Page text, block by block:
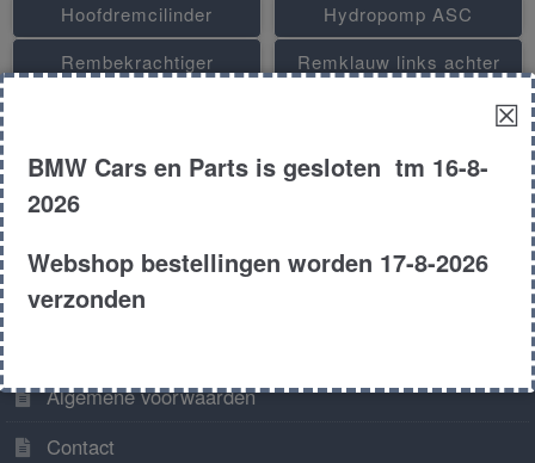
Hoofdremcilinder
Hydropomp ASC
Rembekrachtiger
Remklauw links achter
Remklauw rechts achter
Remklauw rechts voor
Algemene informatie
Algemene voorwaarden
Contact
☒
BMW Cars en Parts is gesloten tm 16-8-
2026
Webshop bestellingen worden 17-8-2026
verzonden